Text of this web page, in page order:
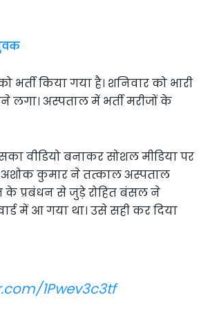
किया गया है। शनिवार को भारी
लगा। अस्पताल में भर्ती मरीजों के
वीडियो बनाकर सोशल मीडिया पर
अशोक कुमार ने तत्काल अस्पताल
प्रबंधन से जुड़े रोहित बंसल ने
में आ गया था। उसे सही कर दिया
1Pwev3c3tf